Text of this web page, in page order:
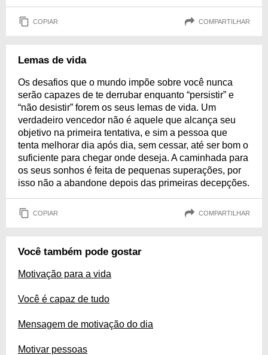
COPIAR COMPARTILHAR
Lemas de vida
Os desafios que o mundo impõe sobre você nunca
serão capazes de te derrubar enquanto “persistir” e
“não desistir” forem os seus lemas de vida. Um
verdadeiro vencedor não é aquele que alcança seu
objetivo na primeira tentativa, e sim a pessoa que
tenta melhorar dia após dia, sem cessar, até ser bom o
suficiente para chegar onde deseja. A caminhada para
os seus sonhos é feita de pequenas superações, por
isso não a abandone depois das primeiras decepções.
COPIAR COMPARTILHAR
Você também pode gostar
Motivação para a vida
Você é capaz de tudo
Mensagem de motivação do dia
Motivar pessoas